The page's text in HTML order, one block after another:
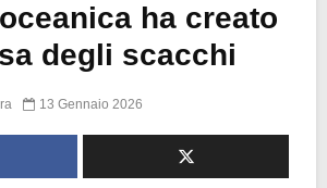
ha creato
degli scacchi
13 Gennaio 2026